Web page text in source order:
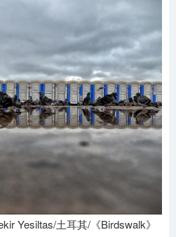
Yesiltas/土耳其/《Birdswalk》